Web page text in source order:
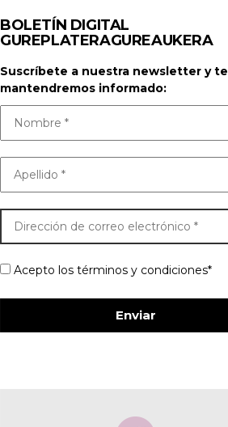
BOLETÍN DIGITAL
GUREPLATERAGUREAUKERA
Suscríbete a nuestra newsletter y te
mantendremos informado:
Acepto los términos y condiciones*